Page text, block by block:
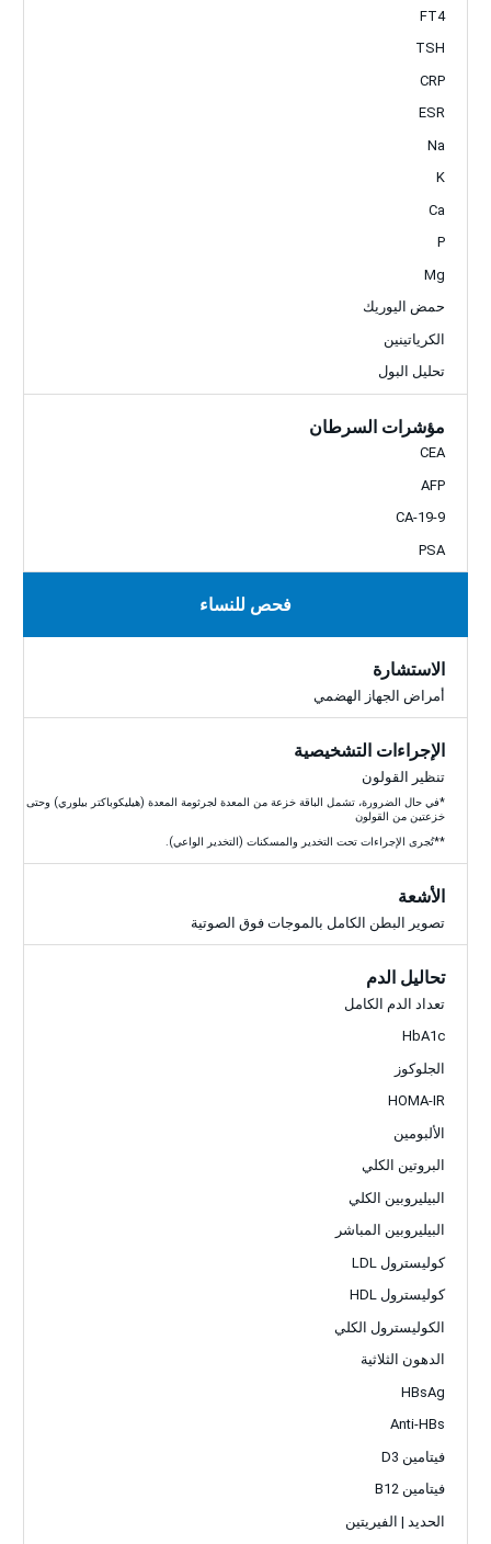
FT4
TSH
CRP
ESR
Na
K
Ca
P
Mg
حمض اليوريك
الكرياتينين
تحليل البول
مؤشرات السرطان
CEA
AFP
CA-19-9
PSA
فحص للنساء
الاستشارة
أمراض الجهاز الهضمي
الإجراءات التشخيصية
تنظير القولون
*في حال الضرورة، تشمل الباقة خزعة من المعدة لجرثومة المعدة (هيليكوباكتر بيلوري) وحتى
خزعتين من القولون
**تُجرى الإجراءات تحت التخدير والمسكنات (التخدير الواعي).
الأشعة
تصوير البطن الكامل بالموجات فوق الصوتية
تحاليل الدم
تعداد الدم الكامل
HbA1c
الجلوكوز
HOMA-IR
الألبومين
البروتين الكلي
البيليروبين الكلي
البيليروبين المباشر
كوليسترول LDL
كوليسترول HDL
الكوليسترول الكلي
الدهون الثلاثية
HBsAg
Anti-HBs
فيتامين D3
فيتامين B12
الحديد | الفيريتين